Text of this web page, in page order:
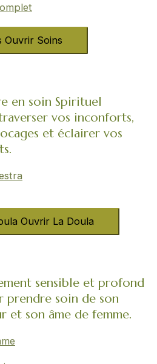
Ouvrir Soins
en soin Spirituel
vos inconforts,
et éclairer vos
Ouvrir La Doula
sensible et profond
prendre soin de son
et son âme de femme.